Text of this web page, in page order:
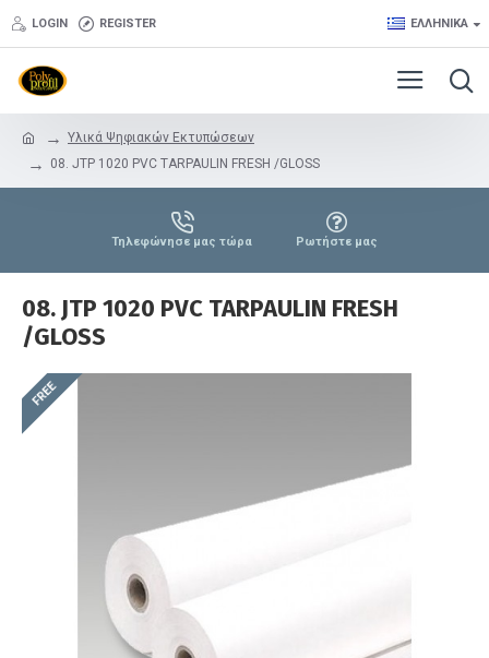
LOGIN REGISTER ΕΛΛΗΝΙΚΆ
Υλικά Ψηφιακών Εκτυπώσεων
08. JTP 1020 PVC TARPAULIN FRESH /GLOSS
Τηλεφώνησε μας τώρα Ρωτήστε μας
08. JTP 1020 PVC TARPAULIN FRESH
/GLOSS
FREE